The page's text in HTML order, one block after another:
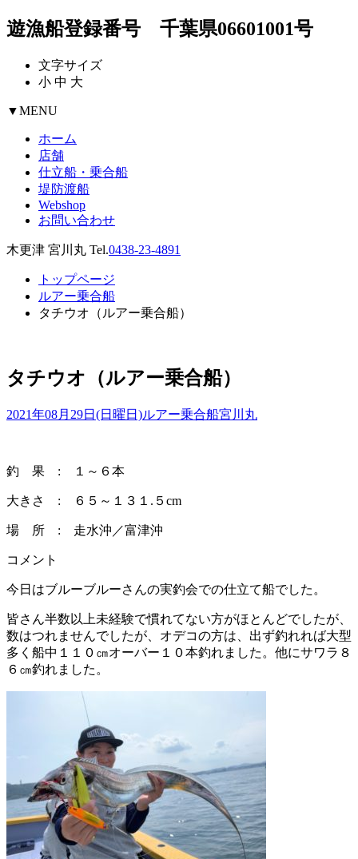
遊漁船登録番号 千葉県06601001号
文字サイズ
小 中 大
▼MENU
ホーム
店舗
仕立船・乗合船
堤防渡船
Webshop
お問い合わせ
木更津 宮川丸 Tel.0438-23-4891
トップページ
ルアー乗合船
タチウオ（ルアー乗合船）
タチウオ（ルアー乗合船）
2021年08月29日(日曜日)ルアー乗合船宮川丸
釣 果 : １～６本
大きさ : ６５～１３１.５cm
場 所 : 走水沖／富津沖
コメント
今日はブルーブルーさんの実釣会での仕立て船でした。
皆さん半数以上未経験で慣れてない方がほとんどでしたが、
数はつれませんでしたが、オデコの方は、出ず釣れれば大型
多く船中１１０㎝オーバー１０本釣れました。他にサワラ８
６㎝釣れました。